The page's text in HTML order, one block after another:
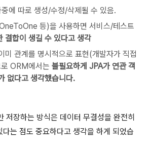
에 따로 생성/수정/삭제될 수 있음.
등)을 사용하면 서비스/테스트
결합이 생길 수 있다고 생각
미 관계를 명시적으로 표현(개발자가 직접
ORM에서는 불필요하게 JPA가 연관 객
없다고 생각했습니다.
저장하는 방식은 데이터 무결성을 완전히
는 점도 중요하다고 생각을 하게 되었습